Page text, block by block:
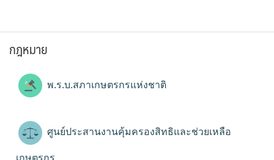
กฎหมาย
พ.ร.บ.สภาเกษตรกรแห่งชาติ
ศูนย์ประสานงานคุ้มครองสิทธิและช่วยเหลือ
เกษตรกร